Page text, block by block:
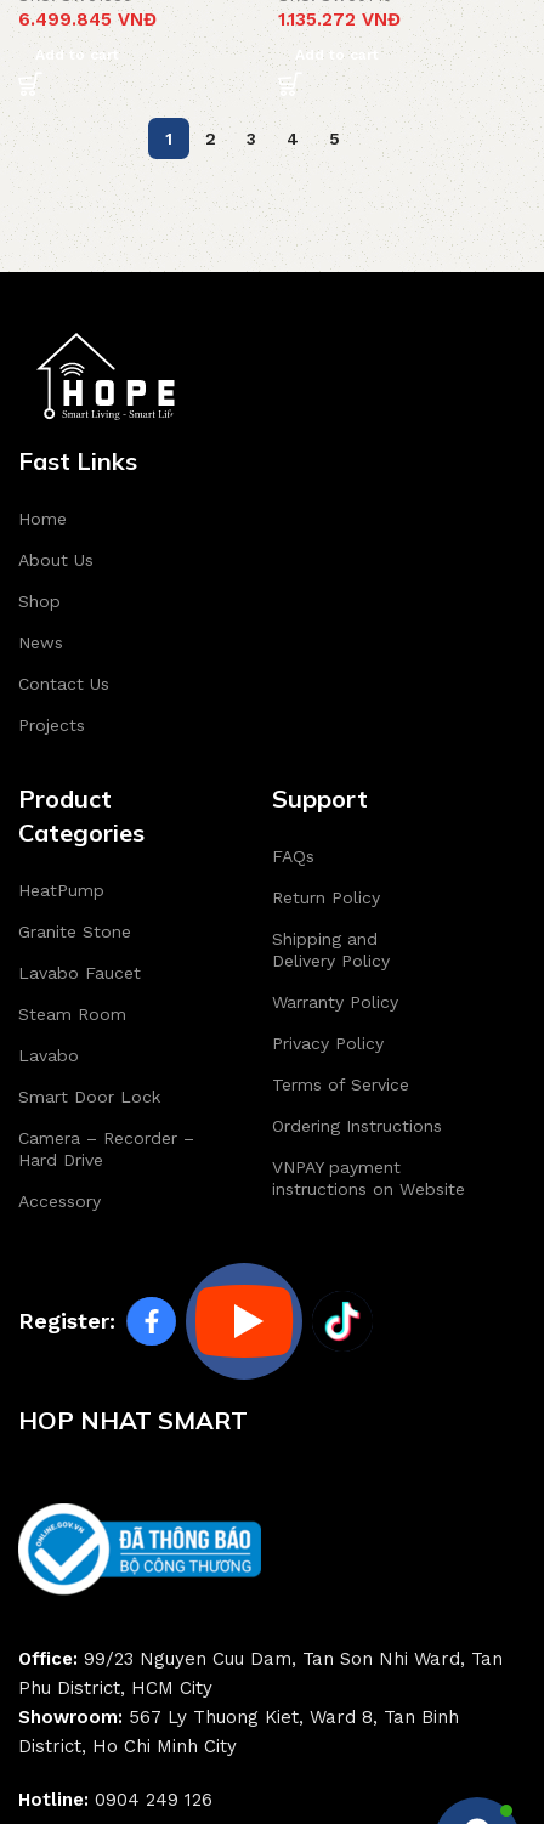
6.499.845 VNĐ
Add to cart
1.135.272 VNĐ
Add to cart
1 2 3 4 5
Fast Links
Home
About Us
Shop
News
Contact Us
Projects
Product
Categories
HeatPump
Granite Stone
Lavabo Faucet
Steam Room
Lavabo
Smart Door Lock
Camera – Recorder –
Hard Drive
Accessory
Support
FAQs
Return Policy
Shipping and
Delivery Policy
Warranty Policy
Privacy Policy
Terms of Service
Ordering Instructions
VNPAY payment
instructions on Website
Register:
HOP NHAT SMART
Office: 99/23 Nguyen Cuu Dam, Tan Son Nhi Ward, Tan
Phu District, HCM City
Showroom: 567 Ly Thuong Kiet, Ward 8, Tan Binh
District, Ho Chi Minh City
Hotline: 0904 249 126